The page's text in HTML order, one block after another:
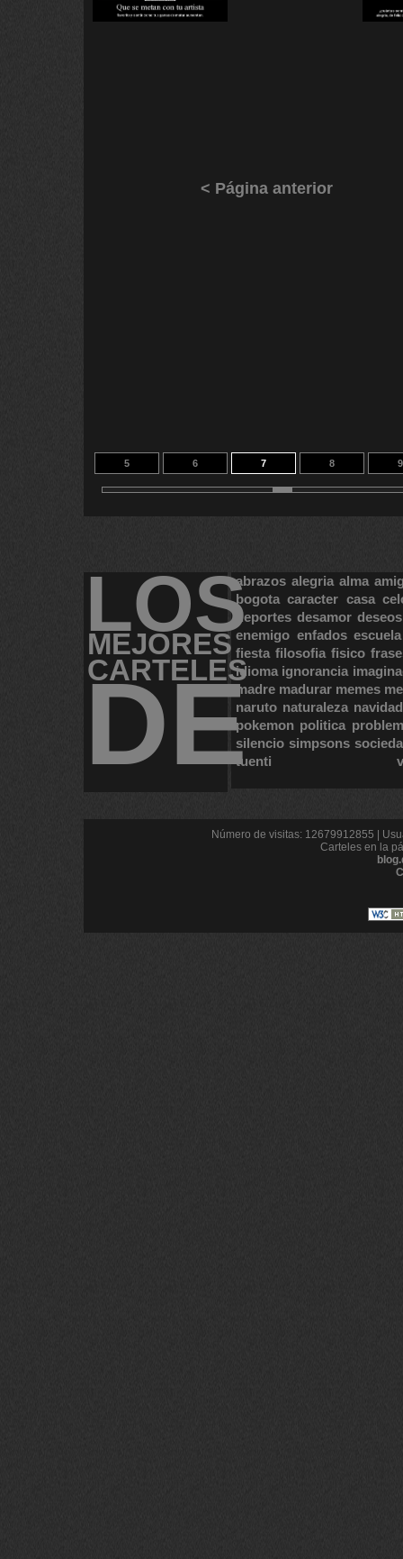
< Página anterior
5 6 7 8 9
15 16 13 14
LOS
MEJORES
CARTELES
DE
abrazos alegria alma
bogota caracter casa
deportes desamor deseos
enemigo enfados escuela
fiesta filosofia fisico
idioma ignorancia
madre madurar memes
naruto naturaleza navidad
pokemon politica
silencio simpsons
tuenti
Número de visitas: 12679912855 |
Carteles en la